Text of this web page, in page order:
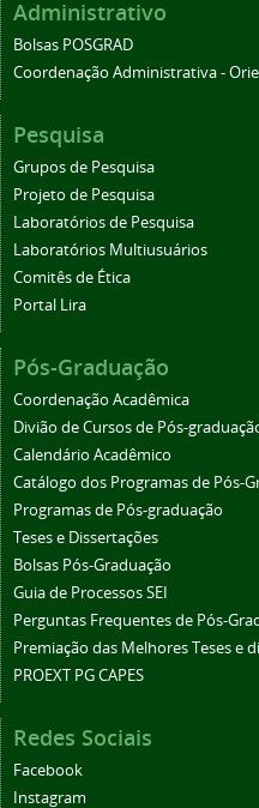
Administrativo
Bolsas POSGRAD
Coordenação Administrativa -
Pesquisa
Grupos de Pesquisa
Projeto de Pesquisa
Laboratórios de Pesquisa
Laboratórios Multiusuários
Comitês de Ética
Portal Lira
Pós-Graduação
Coordenação Acadêmica
Divião de Cursos de Pós-
Calendário Acadêmico
Catálogo dos Programas de Pós-
Programas de Pós-graduação
Teses e Dissertações
Bolsas Pós-Graduação
Guia de Processos SEI
Perguntas Frequentes de Pós-
Premiação das Melhores Teses e
PROEXT PG CAPES
Redes Sociais
Facebook
Instagram